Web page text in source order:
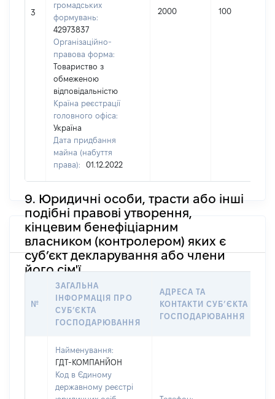
3
громадських
формувань:
42973837
Організаційно-
правова форма:
Товариство з
обмеженою
відповідальністю
Країна реєстрації
головного офіса:
Україна
Дата придбання
майна (набуття
права):
01.12.2022
2000 100
9. Юридичні особи, трасти або інші
подібні правові утворення,
кінцевим бенефіціарним
власником (контролером) яких є
суб’єкт декларування або члени
його сім'ї
№
ЗАГАЛЬНА
ІНФОРМАЦІЯ ПРО
СУБʼЄКТА
ГОСПОДАРЮВАННЯ
АДРЕСА ТА
КОНТАКТИ СУБʼЄКТА
ГОСПОДАРЮВАННЯ
Найменування:
ГДТ-КОМПАНЙОН
Код в Єдиному
державному реєстрі